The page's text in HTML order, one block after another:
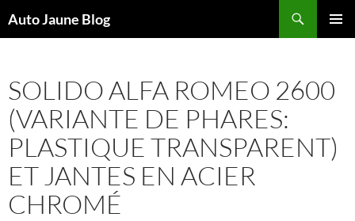
Auto Jaune Blog
SOLIDO ALFA ROMEO 2600
(VARIANTE DE PHARES:
PLASTIQUE TRANSPARENT)
ET JANTES EN ACIER
CHROMÉ